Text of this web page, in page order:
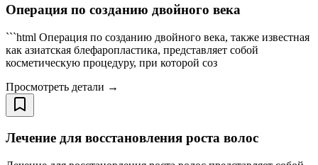
Операция по созданию двойного века
```html Операция по созданию двойного века, также известная
как азиатская блефаропластика, представляет собой
косметическую процедуру, при которой соз
Просмотреть детали →
Лечение для восстановления роста волос